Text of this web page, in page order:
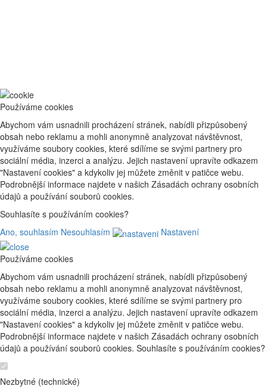
Používáme cookies
Abychom vám usnadnili procházení stránek, nabídli přizpůsobený
obsah nebo reklamu a mohli anonymně analyzovat návštěvnost,
využíváme soubory cookies, které sdílíme se svými partnery pro
sociální média, inzerci a analýzu. Jejich nastavení upravíte odkazem
"Nastavení cookies" a kdykoliv jej můžete změnit v patičce webu.
Podrobnější informace najdete v našich Zásadách ochrany osobních
údajů a používání souborů cookies.
Souhlasíte s používáním cookies?
Ano, souhlasím Nesouhlasím Nastavení
Používáme cookies
Abychom vám usnadnili procházení stránek, nabídli přizpůsobený
obsah nebo reklamu a mohli anonymně analyzovat návštěvnost,
využíváme soubory cookies, které sdílíme se svými partnery pro
sociální média, inzerci a analýzu. Jejich nastavení upravíte odkazem
"Nastavení cookies" a kdykoliv jej můžete změnit v patičce webu.
Podrobnější informace najdete v našich Zásadách ochrany osobních
údajů a používání souborů cookies. Souhlasíte s používáním cookies?
Nezbytné (technické)